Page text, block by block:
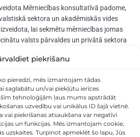
piekrišanu
pieredzi, mēs izmantojam tādas
saglabātu un/vai piekļūtu ierīces
tehnoloģijām ļaus mums apstrādāt
uzvedību vai unikālus ID šajā vietnē.
vai piekrišanas atsaukšana var negatīvi
un funkcijas. Mēs izmantojam cookie,
uzskaites. Turpinot apmeklēt šo lapu, Jūs
Mērniecības konsultatīvā padome,
sektora un akadēmiskās vides
lai sekmētu mērniecības jomas
valsts pārvaldes un privātā sektora
ievērojot mērniecības darbu
metodiskais vadītājs Ēvalds